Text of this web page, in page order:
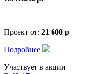
Проект от: 21 600 р.
Подробнее
Участвует в акции